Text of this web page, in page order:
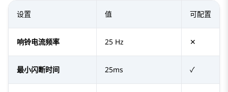
设置 值 可配置
响铃电流频率 25 Hz ✕
最小闪断时间 25ms ✓